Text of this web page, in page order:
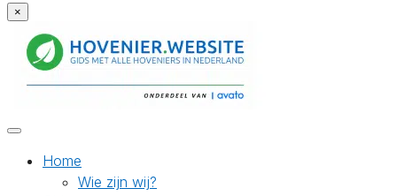
×
Home
Wie zijn wij?